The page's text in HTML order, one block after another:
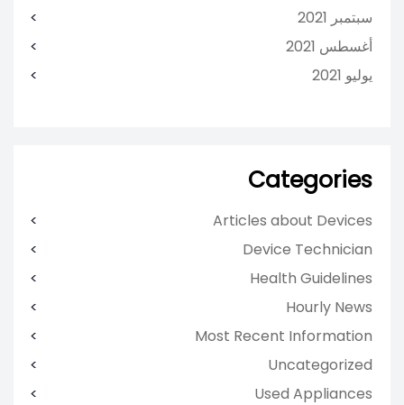
سبتمبر 2021
أغسطس 2021
يوليو 2021
Categories
Articles about Devices
Device Technician
Health Guidelines
Hourly News
Most Recent Information
Uncategorized
Used Appliances